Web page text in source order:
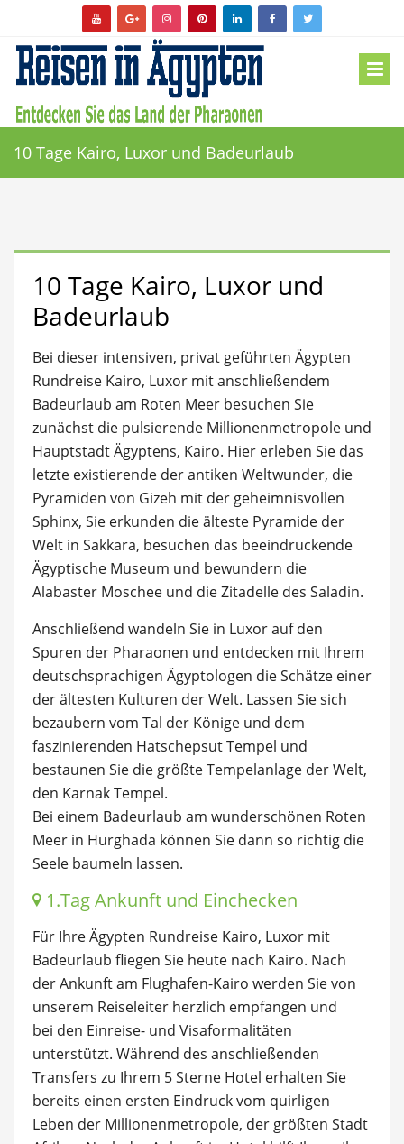
10 Tage Kairo, Luxor und Badeurlaub
10 Tage Kairo, Luxor und
Badeurlaub
Bei dieser intensiven, privat geführten Ägypten
Rundreise Kairo, Luxor mit anschließendem
Badeurlaub am Roten Meer besuchen Sie
zunächst die pulsierende Millionenmetropole und
Hauptstadt Ägyptens, Kairo. Hier erleben Sie das
letzte existierende der antiken Weltwunder, die
Pyramiden von Gizeh mit der geheimnisvollen
Sphinx, Sie erkunden die älteste Pyramide der
Welt in Sakkara, besuchen das beeindruckende
Ägyptische Museum und bewundern die
Alabaster Moschee und die Zitadelle des Saladin.
Anschließend wandeln Sie in Luxor auf den
Spuren der Pharaonen und entdecken mit Ihrem
deutschsprachigen Ägyptologen die Schätze einer
der ältesten Kulturen der Welt. Lassen Sie sich
bezaubern vom Tal der Könige und dem
faszinierenden Hatschepsut Tempel und
bestaunen Sie die größte Tempelanlage der Welt,
den Karnak Tempel.
Bei einem Badeurlaub am wunderschönen Roten
Meer in Hurghada können Sie dann so richtig die
Seele baumeln lassen.
1.Tag Ankunft und Einchecken
Für Ihre Ägypten Rundreise Kairo, Luxor mit
Badeurlaub fliegen Sie heute nach Kairo. Nach
der Ankunft am Flughafen-Kairo werden Sie von
unserem Reiseleiter herzlich empfangen und
bei den Einreise- und Visaformalitäten
unterstützt. Während des anschließenden
Transfers zu Ihrem 5 Sterne Hotel erhalten Sie
bereits einen ersten Eindruck vom quirligen
Leben der Millionenmetropole, der größten Stadt